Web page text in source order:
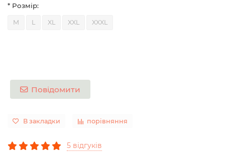
* Розмір:
M L XL XXL XXXL
Повідомити
В закладки порівняння
5 відгуків